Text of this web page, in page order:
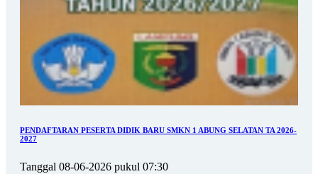
PENDAFTARAN PESERTA DIDIK BARU SMKN 1 ABUNG SELATAN TA 2026-
2027
Tanggal 08-06-2026 pukul 07:30